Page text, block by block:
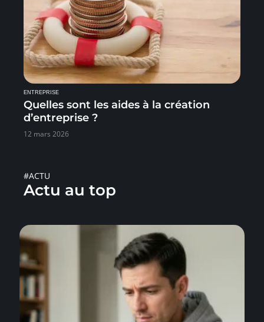
ENTREPRISE
Quelles sont les aides à la création
d’entreprise ?
12 mars 2026
#ACTU
Actu au top